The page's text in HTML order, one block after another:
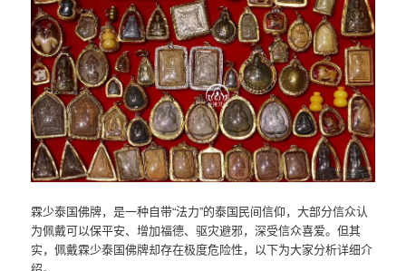
霖少泰国佛牌，是一种自带“法力”的泰国民间信仰，大部分信众认
为佩戴可以保平安、增加福德、驱灾避邪，深受信众喜爱。但其
实，佩戴霖少泰国佛牌却存在极度危险性，以下为大家分析详细介